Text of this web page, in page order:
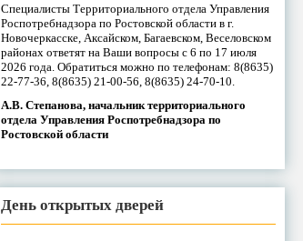
Специалисты Территориального отдела Управления
Роспотребнадзора по Ростовской области в г.
Новочеркасске, Аксайском, Багаевском, Веселовском
районах ответят на Ваши вопросы с 6 по 17 июля
2026 года. Обратиться можно по телефонам: 8(8635)
22-77-36, 8(8635) 21-00-56, 8(8635) 24-70-10.
А.В. Степанова, начальник территориального
отдела Управления Роспотребнадзора по
Ростовской области
День открытых дверей